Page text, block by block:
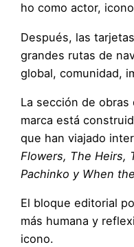
ho como actor,
Después, las
grandes rutas de
global, comunidad,
La sección de
marca está
que han viajado
Flowers, The Heirs,
Pachinko y When
El bloque editorial
más humana y
icono.